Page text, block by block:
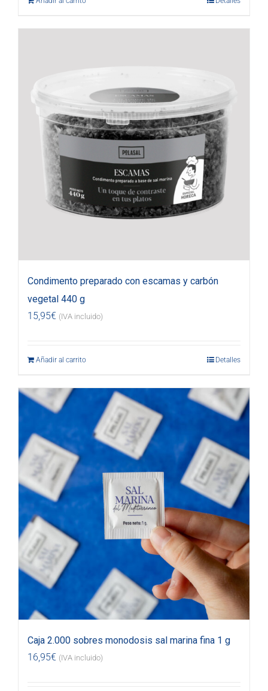
Condimento preparado con escamas y carbón
vegetal 440 g
15,95€ (IVA incluido)
Añadir al carrito Detalles
Caja 2.000 sobres monodosis sal marina fina 1 g
16,95€ (IVA incluido)